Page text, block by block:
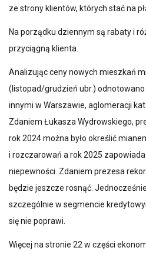
ze strony klientów, których stać na
Na porządku dziennym są rabaty i
przyciągną klienta.
Analizując ceny nowych mieszkań
(listopad/grudzień ubr.)
innymi w Warszawie, aglomeracji
Zdaniem Łukasza Wydrowskiego,
rok 2024 można było określić
i rozczarowań a rok 2025
niepewności. Zdaniem prezesa
będzie jeszcze rosnąć.
szczególnie w segmencie
się nie poprawi.
Więcej na stronie 22 w części